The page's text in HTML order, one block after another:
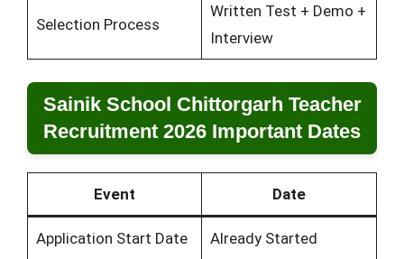
Selection Process
Written Test + Demo +
Interview
Sainik School Chittorgarh Teacher
Recruitment 2026 Important Dates
Event Date
Application Start Date Already Started